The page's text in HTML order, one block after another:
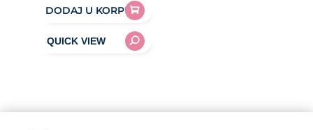
DODAJ U KORPU